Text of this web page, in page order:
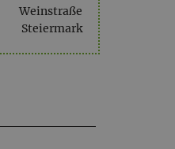
Weinstraße
Steiermark